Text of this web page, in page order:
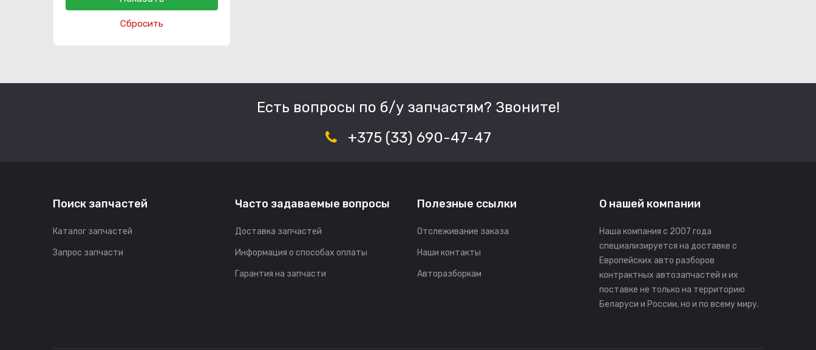
Сбросить
Есть вопросы по б/у запчастям? Звоните!
+375 (33) 690-47-47
Поиск запчастей
Каталог запчастей
Запрос запчасти
Часто задаваемые вопросы
Доставка запчастей
Информация о способах оплаты
Гарантия на запчасти
Полезные ссылки
Отслеживание заказа
Наши контакты
Авторазборкам
О нашей компании
Наша компания с 2007 года
специализируется на доставке с
Европейских авто разборов
контрактных автозапчастей и их
поставке не только на территорию
Беларуси и России, но и по всему миру.